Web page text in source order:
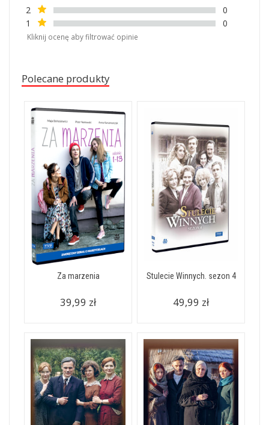
2
0
1
0
Kliknij ocenę aby filtrować opinie
Polecane produkty
Za marzenia
39,99 zł
Stulecie Winnych. sezon 4
49,99 zł